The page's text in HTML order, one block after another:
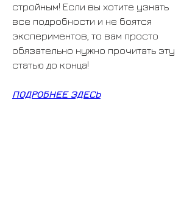
стройным! Если вы хотите узнать
все подробности и не боятся
экспериментов, то вам просто
обязательно нужно прочитать эту
статью до конца!
ПОДРОБНЕЕ ЗДЕСЬ